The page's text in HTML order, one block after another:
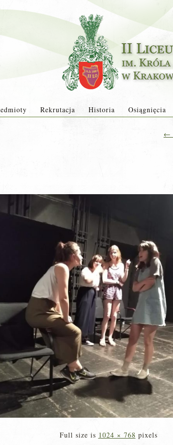
Rekrutacja Historia Osiągnięcia
←
Full size is 1024 × 768 pixels